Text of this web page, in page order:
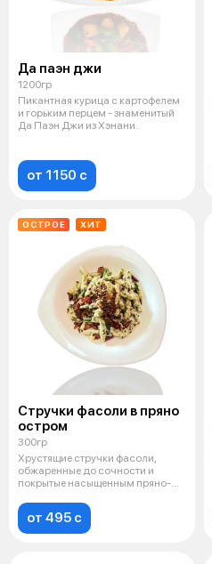
Да паэн джи
1200гр
Пикантная курица с картофелем
и горьким перцем - знаменитый
Да Паэн Джи из Хэнани.
от 1150 c
ОСТРОЕ ХИТ
Стручки фасоли в пряно
остром
300гр
Хрустящие стручки фасоли,
обжаренные до сочности и
покрытые насыщенным пряно-
от 495 c